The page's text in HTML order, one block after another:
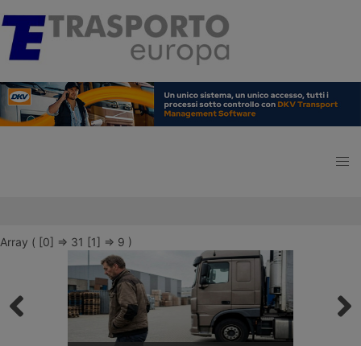
Array ( [0] => 31 [1] => 9 )